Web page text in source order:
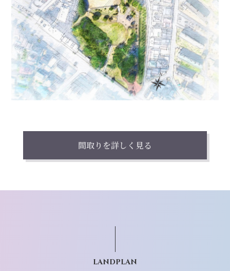
間取りを詳しく見る
LANDPLAN